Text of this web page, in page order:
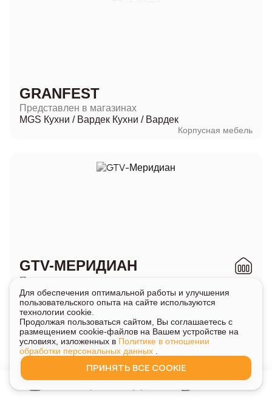
GRANFEST
Представлен в магазинах
MGS Кухни / Вардек Кухни / Вардек
Корпусная мебель
GTV-МЕРИДИАН
Представлен в магазинах
Дуэт/Форест Грант
Корпусная мебель
Свет и электротовары
H
Для обеспечения оптимальной работы и улучшения
пользовательского опыта на сайте используются
технологии cookie.
Продолжая пользоваться сайтом, Вы соглашаетесь с
размещением cookie-файлов на Вашем устройстве на
условиях, изложенных в Политике в отношении
обработки персональных данных
ПРИНЯТЬ ВСЕ COOKIE